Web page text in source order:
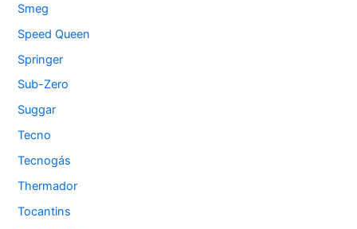
Smeg
Speed Queen
Springer
Sub-Zero
Suggar
Tecno
Tecnogás
Thermador
Tocantins